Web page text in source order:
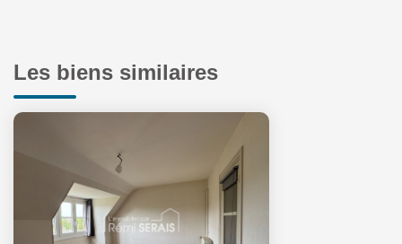
Les biens similaires